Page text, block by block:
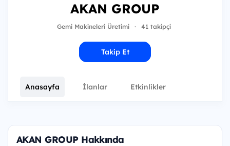
AKAN GROUP
Gemi Makineleri Üretimi · 41 takipçi
Takip Et
Anasayfa İlanlar Etkinlikler
AKAN GROUP Hakkında